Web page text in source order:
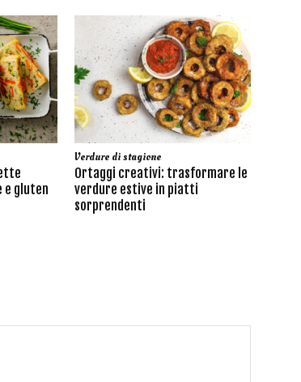
e gluten
Verdure di stagione
Ortaggi creativi: trasformare le
verdure estive in piatti
sorprendenti